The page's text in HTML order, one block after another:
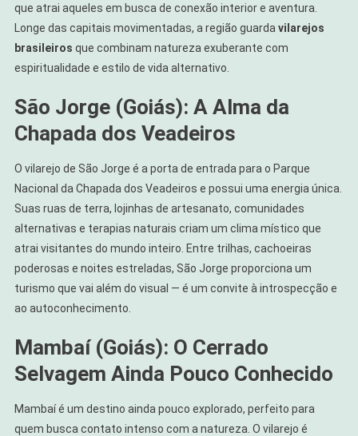
que atrai aqueles em busca de conexão interior e aventura.
Longe das capitais movimentadas, a região guarda vilarejos
brasileiros que combinam natureza exuberante com
espiritualidade e estilo de vida alternativo.
São Jorge (Goiás): A Alma da
Chapada dos Veadeiros
O vilarejo de São Jorge é a porta de entrada para o Parque
Nacional da Chapada dos Veadeiros e possui uma energia única.
Suas ruas de terra, lojinhas de artesanato, comunidades
alternativas e terapias naturais criam um clima místico que
atrai visitantes do mundo inteiro. Entre trilhas, cachoeiras
poderosas e noites estreladas, São Jorge proporciona um
turismo que vai além do visual — é um convite à introspecção e
ao autoconhecimento.
Mambaí (Goiás): O Cerrado
Selvagem Ainda Pouco Conhecido
Mambaí é um destino ainda pouco explorado, perfeito para
quem busca contato intenso com a natureza. O vilarejo é